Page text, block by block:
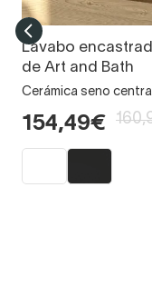
Lavabo
de Art and Bath
Cerámica seno
154,49€